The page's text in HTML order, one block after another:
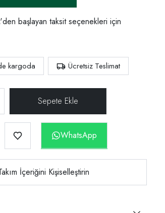
'den başlayan taksit seçenekleri için
kargoda Ücretsiz Teslimat
WhatsApp
İçeriğini Kişiselleştirin